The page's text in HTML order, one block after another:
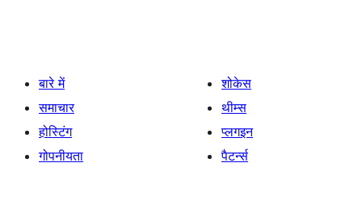
बारे में
समाचार
होस्टिंग
गोपनीयता
शोकेस
थीम्स
प्लगइन
पैटर्न्स